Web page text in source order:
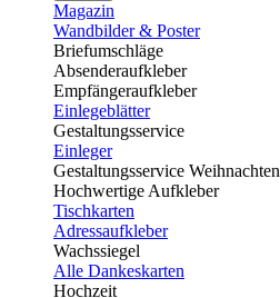
Magazin
Wandbilder & Poster
Briefumschläge
Absenderaufkleber
Empfängeraufkleber
Einlegeblätter
Gestaltungsservice
Einleger
Gestaltungsservice Weihnachten
Hochwertige Aufkleber
Tischkarten
Adressaufkleber
Wachssiegel
Alle Dankeskarten
Hochzeit